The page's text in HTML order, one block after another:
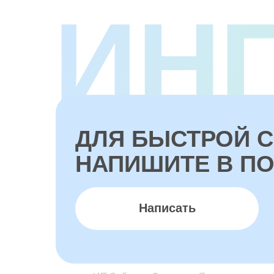
Написать
ДЛЯ БЫСТРОЙ
НАПИШИТЕ В